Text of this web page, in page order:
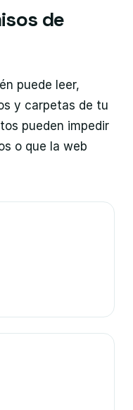
de
puede leer,
y carpetas de tu
pueden impedir
o que la web